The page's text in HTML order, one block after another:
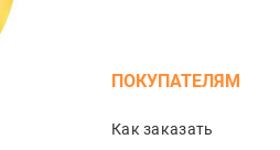
ПОКУПАТЕЛЯМ
Как заказать